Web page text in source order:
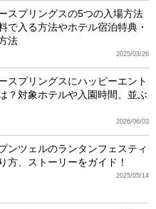
スプリングスの5つの入場方法
で入る方法やホテル宿泊特典・
法
2025/03/26
スプリングスにハッピーエント
？対象ホテルや入園時間、並ぶ
2026/06/03
ンツェルのランタンフェスティ
方、ストーリーをガイド！
2025/05/14